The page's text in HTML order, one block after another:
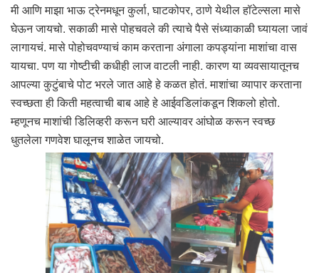
मी आणि माझा भाऊ ट्रेनमधून कुर्ला, घाटकोपर, ठाणे येथील हॉटेल्सला मासे
घेऊन जायचो. सकाळी मासे पोहचवले की त्याचे पैसे संध्याकाळी घ्यायला जावं
लागायचं. मासे पोहोचवण्याचं काम करताना अंगाला कपड्यांना माशांचा वास
यायचा. पण या गोष्टीची कधीही लाज वाटली नाही. कारण या व्यवसायातूनच
आपल्या कुटुंबाचे पोट भरले जात आहे हे कळत होतं. माशांचा व्यापार करताना
स्वच्छता ही किती महत्वाची बाब आहे हे आईवडिलांकडून शिकलो होतो.
म्हणूनच माशांची डिलिव्हरी करून घरी आल्यावर आंघोळ करून स्वच्छ
धुतलेला गणवेश घालूनच शाळेत जायचो.